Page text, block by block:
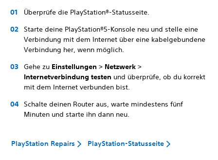
Überprüfe die PlayStation®-Statusseite.
Starte deine PlayStation®5-Konsole neu und stelle eine
Verbindung mit dem Internet über eine kabelgebundene
Verbindung her, wenn möglich.
Gehe zu Einstellungen > Netzwerk >
Internetverbindung testen und überprüfe, ob du korrekt
mit dem Internet verbunden bist.
Schalte deinen Router aus, warte mindestens fünf
Minuten und starte ihn dann neu.
PlayStation Repairs PlayStation-Statusseite